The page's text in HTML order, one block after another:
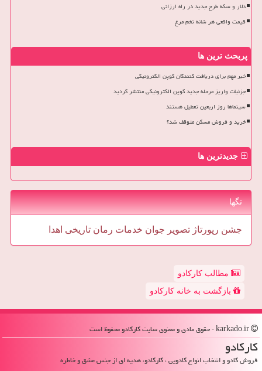
دلار و سکه طرح جدید در راه ارزانی
قیمت واقعی هر شانه تخم مرغ
پربحث ترین ها
خبر مهم برای دریافت کنندگان کوپن الکترونیکی
جزئیات واریز مرحله جدید کوپن الکترونیکی منتشر گردید
سینماها روز اربعین تعطیل هستند
خرید و فروش مسکن متوقف شد؟
جدیدترین ها
تگها
جشن رپورتاژ تصویر جوان خدمات رمان تاریخی اهدا
مطالب کارکادو
بازگشت به خانه کارکادو
كاركادو
فروش کادو و انتخاب انواع کادویی ، کارکادو، هدیه ای از جنس عشق و خاطره